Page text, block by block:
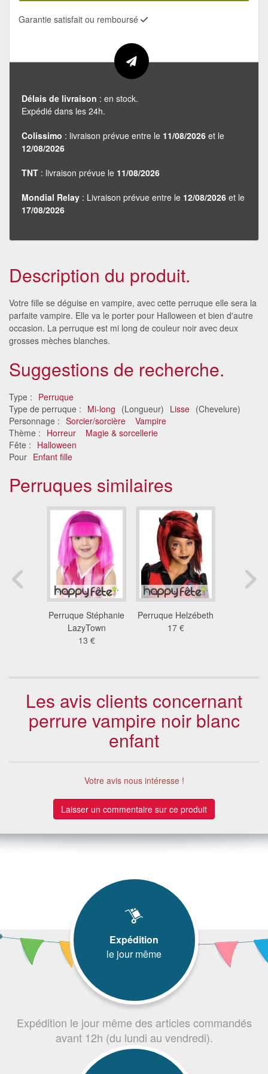
Garantie satisfait ou remboursé
Délais de livraison : en stock.
Expédié dans les 24h.
Colissimo : livraison prévue entre le 11/08/2026 et le
12/08/2026
TNT : livraison prévue le 11/08/2026
Mondial Relay : Livraison prévue entre le 12/08/2026 et le
17/08/2026
Description du produit.
Votre fille se déguise en vampire, avec cette perruque elle sera la
parfaite vampire. Elle va le porter pour Halloween et bien d'autre
occasion. La perruque est mi long de couleur noir avec deux
grosses mèches blanches.
Suggestions de recherche.
Type : Perruque
Type de perruque : Mi-long (Longueur) Lisse (Chevelure)
Personnage : Sorcier/sorcière
Vampire
Thème : Horreur
Magie & sorcellerie
Fête : Halloween
Pour Enfant fille
Perruques similaires
Perruque Stéphanie
LazyTown
13 €
Perruque Helzébeth
17 €
Les avis clients concernant
perrure vampire noir blanc
enfant
Votre avis nous intéresse !
Laisser un commentaire sur ce produit
Expédition
le jour même
Expédition le jour même des articles commandés
avant 12h (du lundi au vendredi).